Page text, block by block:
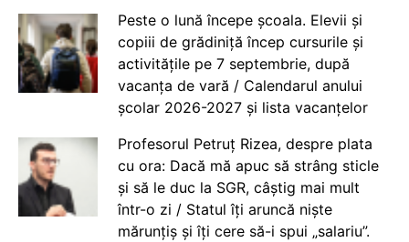
Peste o lună începe școala. Elevii și
copiii de grădiniță încep cursurile și
activitățile pe 7 septembrie, după
vacanța de vară / Calendarul anului
școlar 2026-2027 și lista vacanțelor
Profesorul Petruț Rizea, despre plata
cu ora: Dacă mă apuc să strâng sticle
și să le duc la SGR, câștig mai mult
într-o zi / Statul îți aruncă niște
mărunțiș și îți cere să-i spui „salariu”.